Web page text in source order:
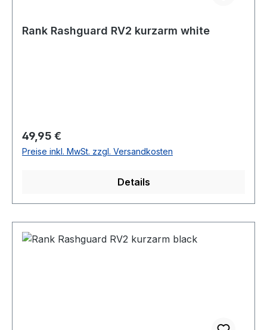
Rank Rashguard RV2 kurzarm white
Regulärer Preis:
49,95 €
Preise inkl. MwSt. zzgl. Versandkosten
Details